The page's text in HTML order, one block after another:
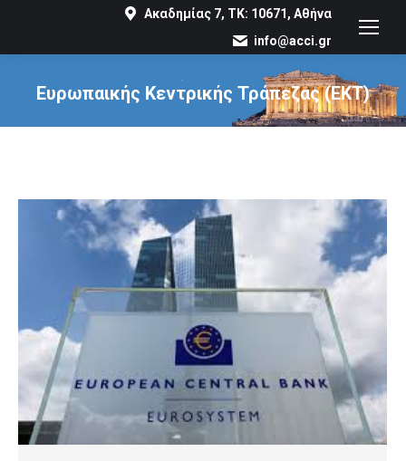
Ακαδημίας 7, ΤΚ: 10671, Αθήνα
info@acci.gr
Ευρωπαικής Κεντρικής Τράπεζας (EΚΤ)
You are here: